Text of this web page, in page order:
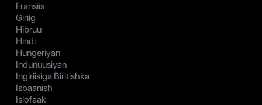
Fransiis
Giriig
Hibruu
Hindi
Hungeriyan
Indunuusiyan
Ingiriisiga Biritishka
Isbaanish
Islofaak